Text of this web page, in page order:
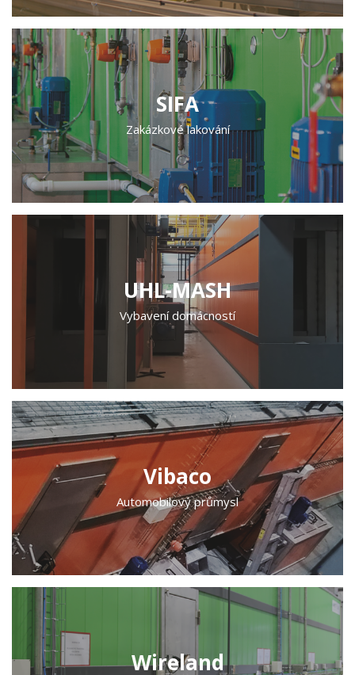
SIFA
Zakázkové lakování
UHL-MASH
Vybavení domácností
Vibaco
Automobilový průmysl
Wireland